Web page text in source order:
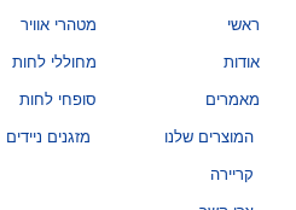
ראשי
אודות
מאמרים
המוצרים שלנו
קריירה
מטהרי אוויר
מחוללי לחות
סופחי לחות
מזגנים ניידים